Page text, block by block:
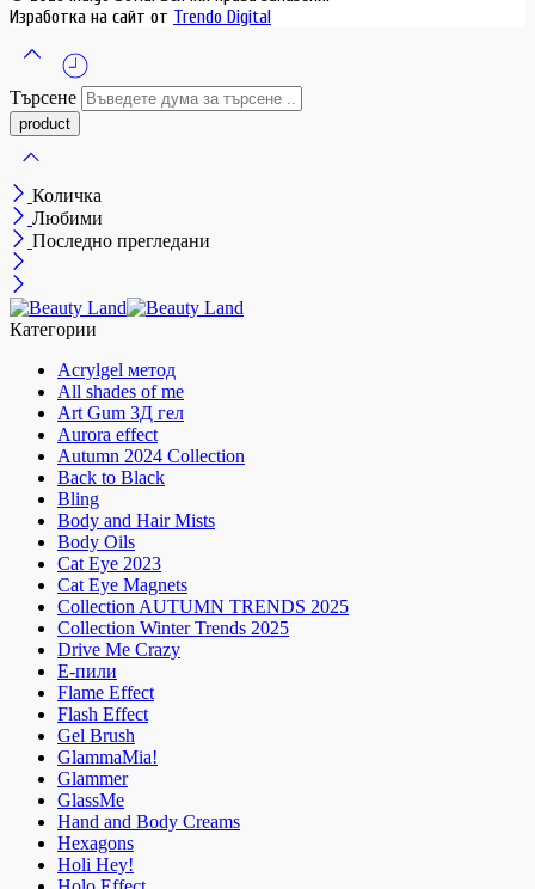
Изработка на сайт от Trendo Digital
Търсене
Количка
Любими
Последно прегледани
Категории
Acrylgel метод
All shades of me
Art Gum 3Д гел
Aurora effect
Autumn 2024 Collection
Back to Black
Bling
Body and Hair Mists
Body Oils
Cat Eye 2023
Cat Eye Magnets
Collection AUTUMN TRENDS 2025
Collection Winter Trends 2025
Drive Me Crazy
E-пили
Flame Effect
Flash Effect
Gel Brush
GlammaMia!
Glammer
GlassMe
Hand and Body Creams
Hexagons
Holi Hey!